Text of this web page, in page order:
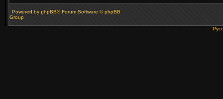
Powered by phpBB® Forum Software © phpBB
Group